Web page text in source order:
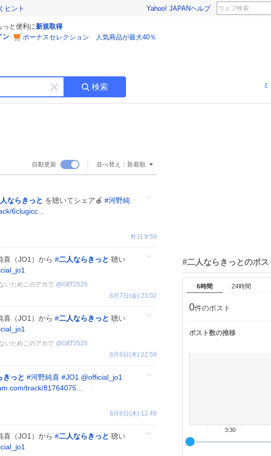
ヒント Yahoo! JAPANヘルプ
っと便利に新規取得
ン
ボーナスセレクション 人気商品が最大40％
キ
ー
す
検索
自動更新 並べ替え： 新着順
ならきっと を聴いてシェア🍎 #河野純
6clugicc…
昨日 9:59
喜（JO1）から #二人ならきっと 聴い
いためこのアカで @GttT2525
8月7日(金) 23:02
喜（JO1）から #二人ならきっと 聴い
いためこのアカで @GttT2525
8月6日(木) 22:59
きっと #河野純喜 #JO1 @official_jo1
track/81764075…
8月6日(木) 12:49
喜（JO1）から #二人ならきっと 聴い
#二人ならきっとのポス
6時間 24時間
0件のポスト
ポスト数の推移
3:30